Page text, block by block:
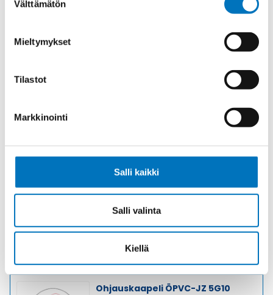
valinta
Välttämätön
Mieltymykset
Tilastot
Markkinointi
Salli kaikki
Salli valinta
Kiellä
Ohjauskaapeli ÖPVC-JZ 7G6
Ohjauskaapeli ÖPVC-JZ 4G10
Ohjauskaapeli ÖPVC-JZ 5G10